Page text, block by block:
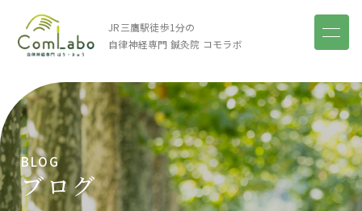
JR三鷹駅徒歩1分の
自律神経専門 鍼灸院 コモラボ
BLOG
ブログ